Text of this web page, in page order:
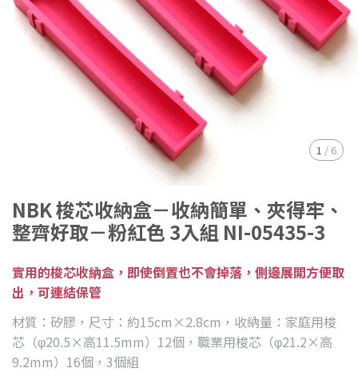
1 / 6
NBK 梭芯收納盒－收納簡單、夾得牢、
整齊好取－粉紅色 3入組 NI-05435-3
實用的梭芯收納盒，即使倒置也不會掉落，側邊展開方便取
出，可連結保管
材質：矽膠，尺寸：約15cm×2.8cm，收納量：家庭用梭
芯（φ20.5×高11.5mm）12個，職業用梭芯（φ21.2×高
9.2mm）16個，3個組